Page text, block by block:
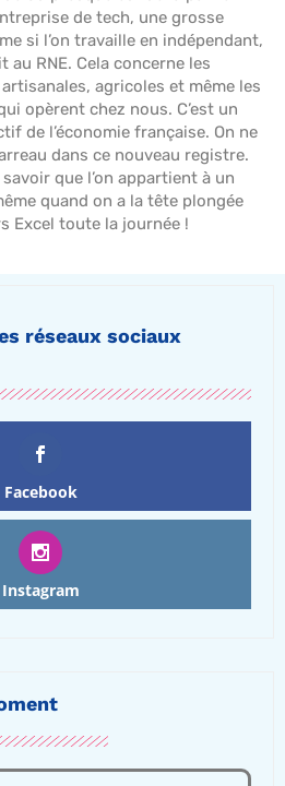
de tech, une grosse
si l’on travaille en indépendant,
RNE. Cela concerne les
agricoles et même les
opèrent chez nous. C’est un
de l’économie française. On ne
dans ce nouveau registre.
que l’on appartient à un
quand on a la tête plongée
Excel toute la journée !
réseaux sociaux
Facebook
Instagram